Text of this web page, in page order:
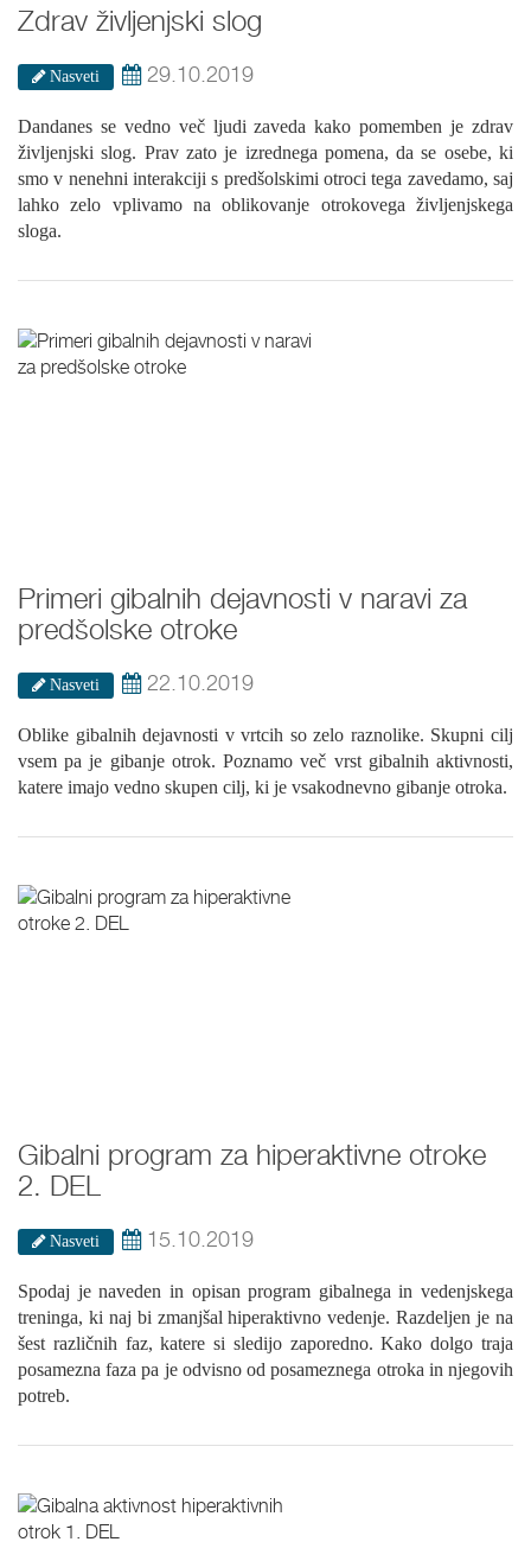
Zdrav življenjski slog
Nasveti 29.10.2019
Dandanes se vedno več ljudi zaveda kako pomemben je zdrav
življenjski slog. Prav zato je izrednega pomena, da se osebe, ki
smo v nenehni interakciji s predšolskimi otroci tega zavedamo, saj
lahko zelo vplivamo na oblikovanje otrokovega življenjskega
sloga.
Primeri gibalnih dejavnosti v naravi za
predšolske otroke
Nasveti 22.10.2019
Oblike gibalnih dejavnosti v vrtcih so zelo raznolike. Skupni cilj
vsem pa je gibanje otrok. Poznamo več vrst gibalnih aktivnosti,
katere imajo vedno skupen cilj, ki je vsakodnevno gibanje otroka.
Gibalni program za hiperaktivne otroke
2. DEL
Nasveti 15.10.2019
Spodaj je naveden in opisan program gibalnega in vedenjskega
treninga, ki naj bi zmanjšal hiperaktivno vedenje. Razdeljen je na
šest različnih faz, katere si sledijo zaporedno. Kako dolgo traja
posamezna faza pa je odvisno od posameznega otroka in njegovih
potreb.